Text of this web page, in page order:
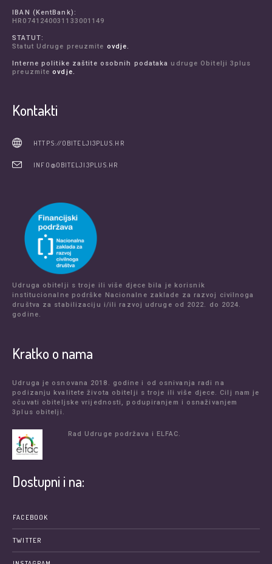
IBAN (KentBank):
HR0741240031133001149
STATUT:
Statut Udruge preuzmite ovdje.
Interne politike zaštite osobnih podataka udruge Obitelji 3plus
preuzmiteovdje.
Kontakti
HTTPS://OBITELJI3PLUS.HR
INFO@OBITELJI3PLUS.HR
Udruga obitelji s troje ili više djece bila je korisnik
institucionalne podrške Nacionalne zaklade za razvoj civilnoga
društva za stabilizaciju i/ili razvoj udruge od 2022. do 2024.
godine.
Kratko o nama
Udruga je osnovana 2018. godine i od osnivanja radi na
podizanju kvalitete života obitelji s troje ili više djece. Cilj nam je
očuvati obiteljske vrijednosti, podupiranjem i osnaživanjem
3plus obitelji.
Rad Udruge podržava i ELFAC.
Dostupni i na:
FACEBOOK
TWITTER